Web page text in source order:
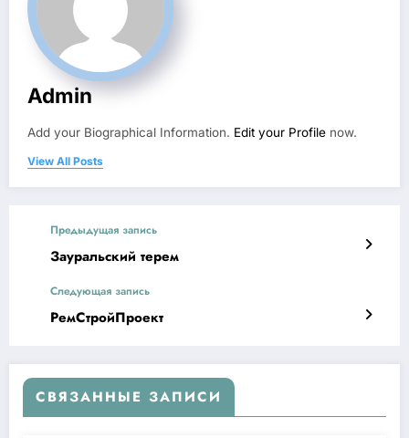
Admin
Add your Biographical Information. Edit your Profile now.
View All Posts
Предыдущая запись
Зауральский терем
Следующая запись
РемСтройПроект
СВЯЗАННЫЕ ЗАПИСИ